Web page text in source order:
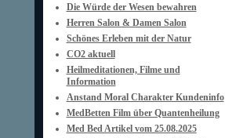
Die Würde der Wesen bewahren
Herren Salon & Damen Salon
Schönes Erleben mit der Natur
CO2 aktuell
Heilmeditationen, Filme und
Information
Anstand Moral Charakter Kundeninfo
MedBetten Film über Quantenheilung
Med Bed Artikel vom 25.08.2025